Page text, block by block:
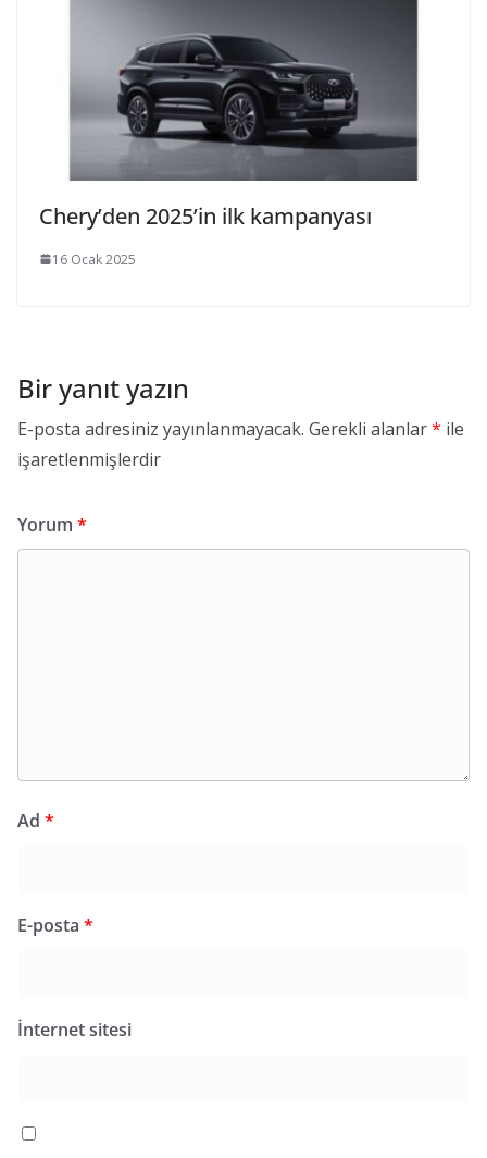
Chery’den 2025’in ilk kampanyası
16 Ocak 2025
Bir yanıt yazın
E-posta adresiniz yayınlanmayacak. Gerekli alanlar* ile
işaretlenmişlerdir
Yorum *
Ad *
E-posta *
İnternet sitesi